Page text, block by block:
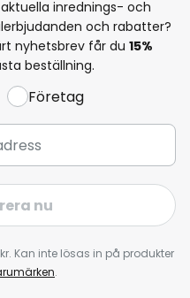
inrednings- och
och rabatter?
nyhetsbrev får du 15%
beställning.
Företag
nu
Kan inte lösas in på produkter
.